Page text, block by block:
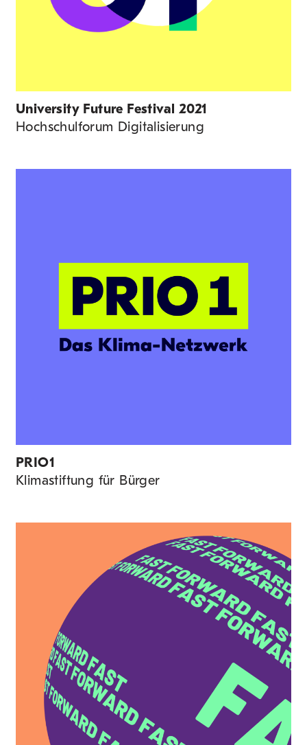
University Future Festival 2021
Hochschulforum Digitalisierung
PRIO1
Klimastiftung für Bürger